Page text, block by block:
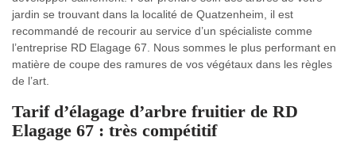
jardin se trouvant dans la localité de Quatzenheim, il est
recommandé de recourir au service d’un spécialiste comme
l’entreprise RD Elagage 67. Nous sommes le plus performant en
matière de coupe des ramures de vos végétaux dans les règles
de l’art.
Tarif d’élagage d’arbre fruitier de RD
Elagage 67 : très compétitif